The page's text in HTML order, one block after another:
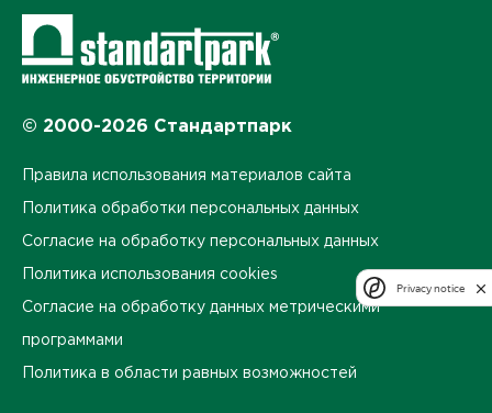
© 2000-2026 Стандартпарк
Правила использования материалов сайта
Политика обработки персональных данных
Согласие на обработку персональных данных
Политика использования cookies
Согласие на обработку данных метрическими
программами
Политика в области равных возможностей
Privacy notice